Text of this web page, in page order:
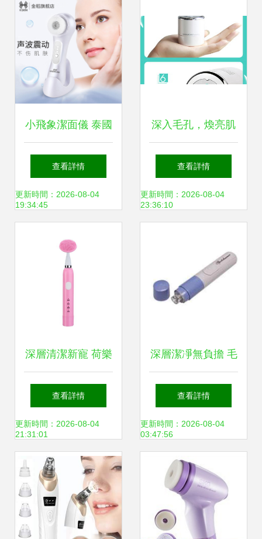
小飛象潔面儀 泰國
帶來的毛孔清潔神
器護膚體驗
查看詳情
更新時間：2026-08-04
19:34:45
深入毛孔，煥亮肌
膚 TouchBeauty聲
波亮彩美膚儀
查看詳情
更新時間：2026-08-04
23:36:10
深層清潔新寵 荷樂
雅聲波潔面儀體驗
分享
查看詳情
更新時間：2026-08-04
21:31:01
深層潔凈無負擔 毛
孔清潔器的科學使
用與妙招
查看詳情
更新時間：2026-08-04
03:47:56